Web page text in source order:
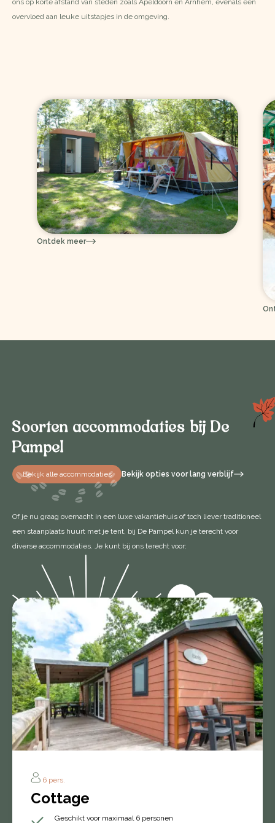
Ontdek meer
ons op korte afstand van steden zoals Apeldoorn en Arnhem, evenals een
overvloed aan leuke uitstapjes in de omgeving.
Soorten accommodaties bij De
Pampel
Bekijk alle accommodaties Bekijk opties voor lang verblijf
Of je nu graag overnacht in een luxe vakantiehuis of toch liever traditioneel
een staanplaats huurt met je tent, bij De Pampel kun je terecht voor
diverse accommodaties. Je kunt bij ons terecht voor:
6 pers.
Cottage
Geschikt voor maximaal 6 personen